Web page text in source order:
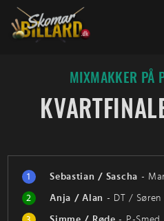
Fortsæt
indhold
MIXMAKKER PÅ
1 Sebastian / Sascha -
2
Anja / Alan - DT / Søren